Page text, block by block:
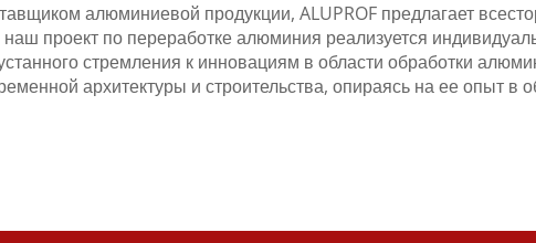
алюминиевой продукции, ALUPROF предлагает
проект по переработке алюминия реализуется
стремления к инновациям в области обработки
архитектуры и строительства, опираясь на ее опыт в